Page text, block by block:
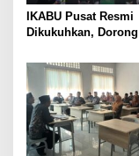
IKABU Pusat Resmi
Dikukuhkan, Dorong
Alumni